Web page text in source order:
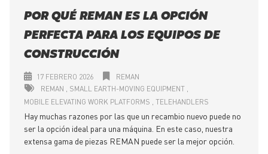
POR QUÉ REMAN ES LA OPCIÓN
PERFECTA PARA LOS EQUIPOS DE
CONSTRUCCIÓN
17 FEBRERO 2026
REMAN
REMAN
SMALL EARTH-MOVING EQUIPMENT
MOBILE ELEVATING WORK PLATFORMS
TELEHANDLERS
Hay muchas razones por las que un recambio nuevo puede no
ser la opción ideal para una máquina. En este caso, nuestra
extensa gama de piezas REMAN puede ser la mejor opción.